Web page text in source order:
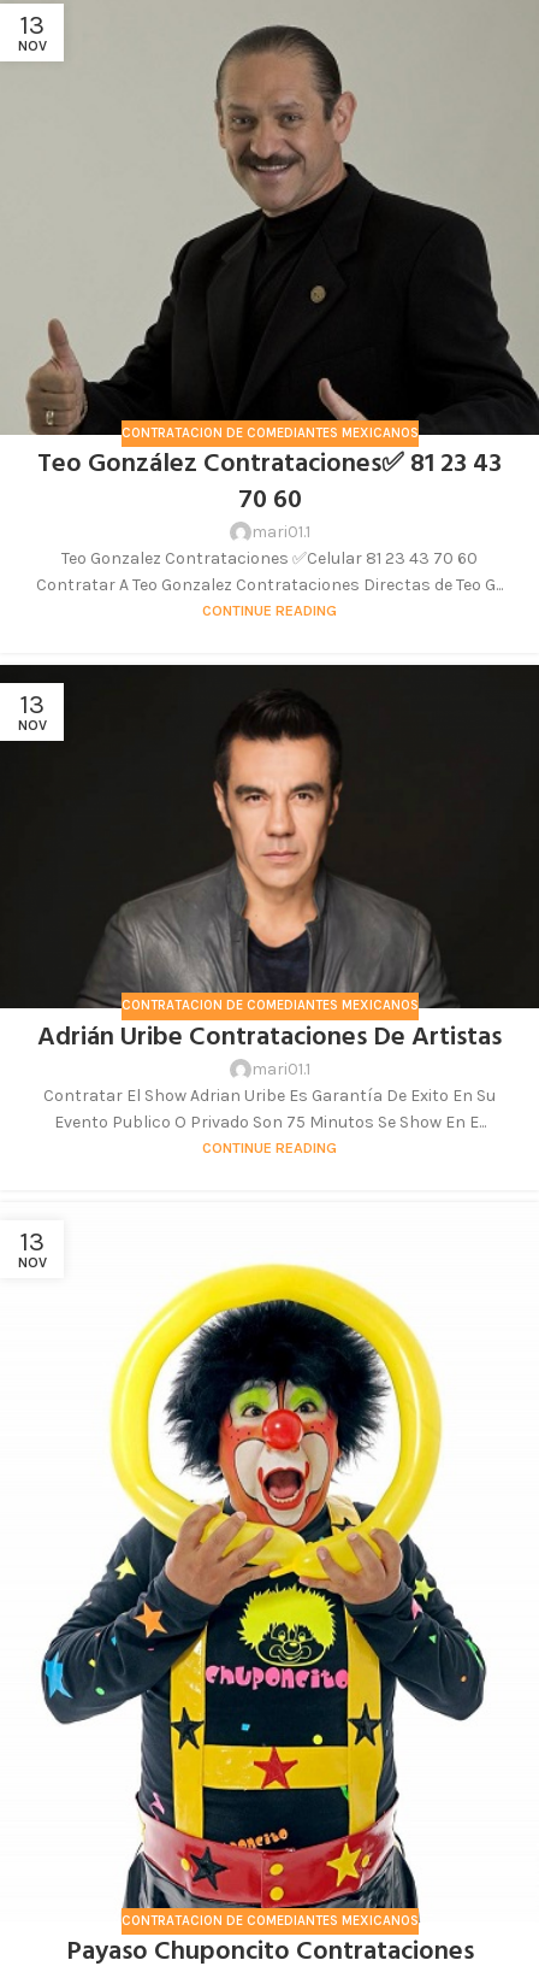
13
NOV
CONTRATACION DE COMEDIANTES MEXICANOS
Teo González Contrataciones✅ 81 23 43
70 60
mari01.1
Teo Gonzalez Contrataciones ✅Celular 81 23 43 70 60
Contratar A Teo Gonzalez Contrataciones Directas de Teo G...
CONTINUE READING
13
NOV
CONTRATACION DE COMEDIANTES MEXICANOS
Adrián Uribe Contrataciones De Artistas
mari01.1
Contratar El Show Adrian Uribe Es Garantía De Exito En Su
Evento Publico O Privado Son 75 Minutos Se Show En E...
CONTINUE READING
13
NOV
CONTRATACION DE COMEDIANTES MEXICANOS
Payaso Chuponcito Contrataciones